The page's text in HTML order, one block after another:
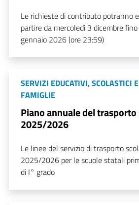
Le richieste di contributo potranno
partire da mercoledì 3 dicembre
gennaio 2026 (ore 23:59)
SERVIZI EDUCATIVI, SCOLASTICI
FAMIGLIE
Piano annuale del
2025/2026
Le linee del servizio di trasporto
2025/2026 per le scuole statali
di I° grado